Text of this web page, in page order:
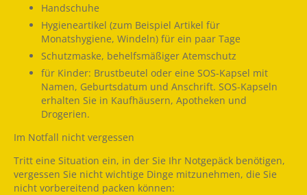
Handschuhe
Hygieneartikel (zum Beispiel Artikel für
Monatshygiene, Windeln) für ein paar Tage
Schutzmaske, behelfsmäßiger Atemschutz
für Kinder: Brustbeutel oder eine SOS-Kapsel mit
Namen, Geburtsdatum und Anschrift. SOS-Kapseln
erhalten Sie in Kaufhäusern, Apotheken und
Drogerien.
Im Notfall nicht vergessen
Tritt eine Situation ein, in der Sie Ihr Notgepäck benötigen,
vergessen Sie nicht wichtige Dinge mitzunehmen, die Sie
nicht vorbereitend packen können: